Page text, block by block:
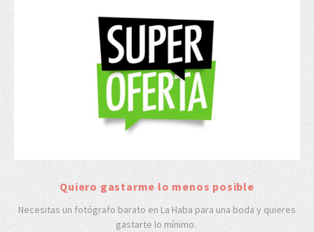
Quiero gastarme lo menos posible
Necesitas un fotógrafo barato en La Haba para una boda y quieres
gastarte lo mínimo.